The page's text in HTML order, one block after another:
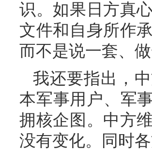
识。如果日方真
文件和自身所作
而不是说一套、做
我还要指出，
本军事用户、军
拥核企图。中方
没有变化。同时